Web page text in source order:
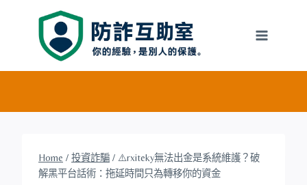
Home / 投資詐騙 / ⚠️rxiteky無法出金是系統維護？破
解黑平台話術：拖延時間只為轉移你的資金